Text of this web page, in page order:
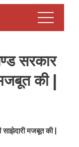
सरकार
की |
मजबूत की |